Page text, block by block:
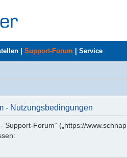
Support-Forum Service
- Nutzungsbedingungen
Support-Forum“ („https://